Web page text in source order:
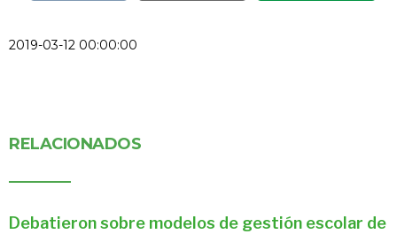
2019-03-12 00:00:00
RELACIONADOS
Debatieron sobre modelos de gestión escolar de